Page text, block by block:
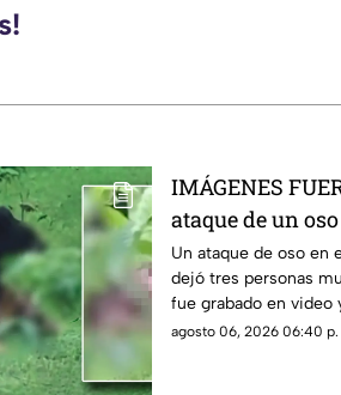
IMÁGENES
ataque de un
en India
Un ataque de oso en
dejó tres personas
fue grabado en video
horas después.
agosto 06, 2026 06:40 p.